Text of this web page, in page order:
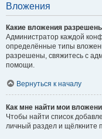
Вложения
Какие вложения
Администратор каждой
определённые типы
разрешены, свяжитесь с
помощи.
Вернуться к началу
Как мне найти мои
Чтобы найти список
личный раздел и щёлкните